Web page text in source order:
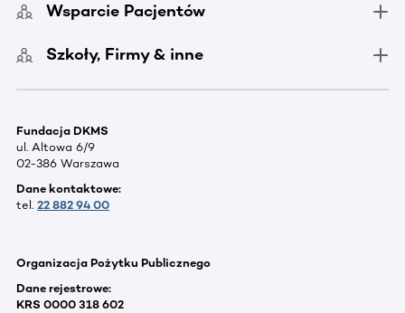
Wsparcie Pacjentów
Szkoły, Firmy & inne
Fundacja DKMS
ul. Altowa 6/9
02-386 Warszawa
Dane kontaktowe:
tel. 22 882 94 00
Organizacja Pożytku Publicznego
Dane rejestrowe:
KRS 0000 318 602